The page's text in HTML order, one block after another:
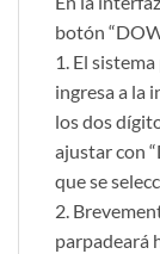
botón
1. El
ingresa a la
los dos
ajustar con
que se
2.
parpadeará